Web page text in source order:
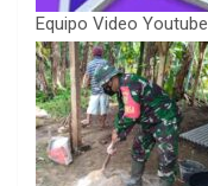
Equipo Video Youtube